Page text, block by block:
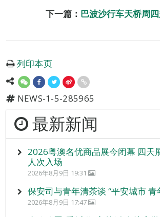
下一篇： 巴波沙行车天桥周
列印本页
NEWS-1-5-285965
最新新闻
2026粤澳名优商品展今闭幕 四天
人次入场
2026年8月9日 19:31
保安司与青年清茶谈 “平安城市 青
2026年8月9日 17:47